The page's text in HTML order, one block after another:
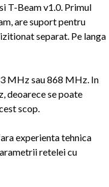
T-Beam v1.0. Primul
are suport pentru
separat. Pe langa
MHz sau 868 MHz. In
deoarece se poate
scop.
experienta tehnica
retelei cu